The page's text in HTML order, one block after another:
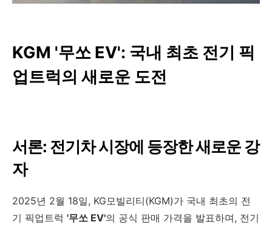
KGM '무쏘 EV': 국내 최초 전기 픽
업트럭의 새로운 도전
서론: 전기차 시장에 등장한 새로운 강
자
2025년 2월 18일, KG모빌리티(KGM)가 국내 최초의 전
기 픽업트럭 '무쏘 EV'의 공식 판매 가격을 발표하며, 전기